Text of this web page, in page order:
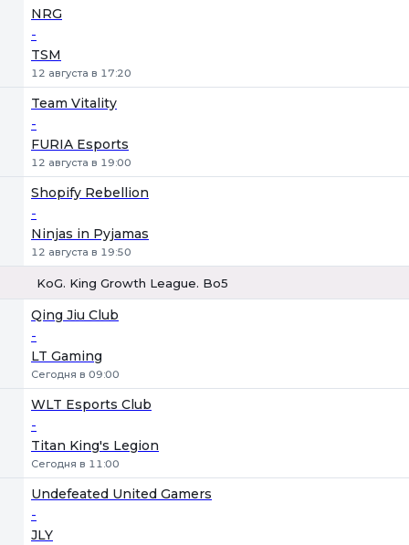
NRG
-
TSM
12 августа в 17:20
Team Vitality
-
FURIA Esports
12 августа в 19:00
Shopify Rebellion
-
Ninjas in Pyjamas
12 августа в 19:50
KoG. King Growth League. Bo5
Qing Jiu Club
-
LT Gaming
Сегодня в 09:00
WLT Esports Club
-
Titan King's Legion
Сегодня в 11:00
Undefeated United Gamers
-
JLY